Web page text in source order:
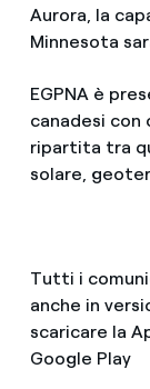
Aurora, la
Minnesota
EGPNA è
canadesi con
ripartita tra
solare,
Tutti i
anche in
scaricare la
Google Play